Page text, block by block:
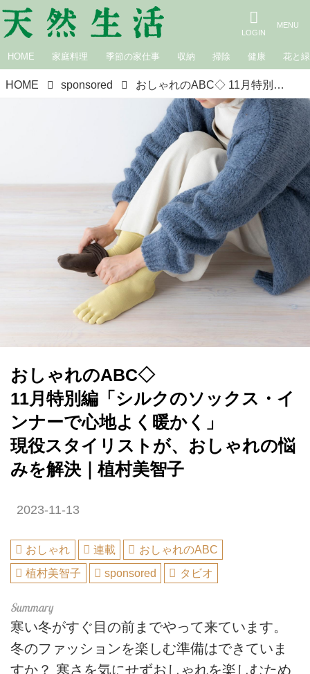
HOME 家庭料理 季節の家仕事 収納 掃除 健康 花と緑
HOME sponsored おしゃれのABC◇ 11月特別編「シルクのソックス・インナーで心地よく暖かく」 現役スタイリストが、おしゃれの悩みを解決｜植村美智子
おしゃれのABC◇
11月特別編「シルクのソックス・イ
ンナーで心地よく暖かく」
現役スタイリストが、おしゃれの悩
みを解決｜植村美智子
2023-11-13
おしゃれ 連載
おしゃれのABC
植村美智子
sponsored タビオ
寒い冬がすぐ目の前までやって来ています。
冬のファッションを楽しむ準備はできていま
すか？ 寒さを気にせずおしゃれを楽しむため